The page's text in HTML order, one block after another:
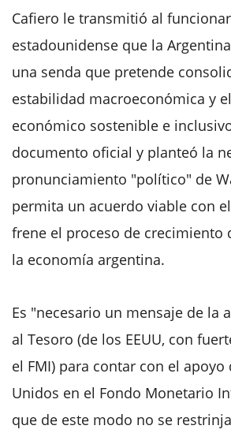
Cafiero le transmitió al
estadounidense que la
una senda que pretende
estabilidad macroeconómica y
económico sostenible e
documento oficial y planteó la
pronunciamiento "político" de
permita un acuerdo viable con
frene el proceso de crecimiento
la economía argentina.
Es "necesario un mensaje de la
al Tesoro (de los EEUU, con
el FMI) para contar con el apoyo
Unidos en el Fondo Monetario
que de este modo no se